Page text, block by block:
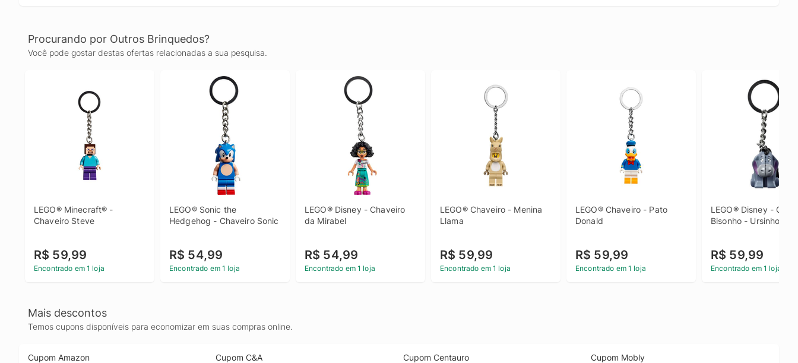
Procurando por Outros Brinquedos?
Você pode gostar destas ofertas relacionadas a sua pesquisa.
LEGO® Minecraft® -
Chaveiro Steve
R$ 59,99
Encontrado em 1 loja
LEGO® Sonic the
Hedgehog - Chaveiro Sonic
R$ 54,99
Encontrado em 1 loja
LEGO® Disney - Chaveiro
da Mirabel
R$ 54,99
Encontrado em 1 loja
LEGO® Chaveiro - Menina
Llama
R$ 59,99
Encontrado em 1 loja
LEGO® Chaveiro - Pato
Donald
R$ 59,99
Encontrado em 1 loja
LEGO® Disney -
Bisonho - Ursinho
R$ 59,99
Encontrado em 1 loja
Mais descontos
Temos cupons disponíveis para economizar em suas compras online.
Cupom Amazon
Cupom C&A
Cupom Centauro
Cupom Mobly